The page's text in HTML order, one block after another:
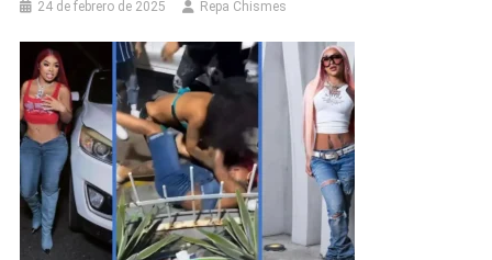
24 de febrero de 2025 Repa Chismes